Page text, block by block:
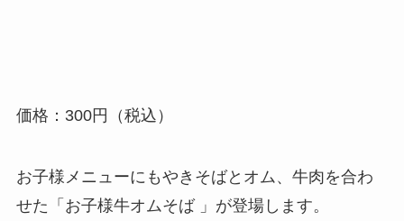
価格：300円（税込）
お子様メニューにもやきそばとオム、牛肉を合わ
せた「お子様牛オムそば 」が登場します。